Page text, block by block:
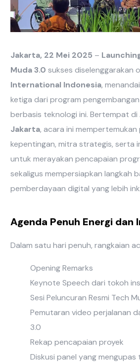
Jakarta, 22 Mei 2025 –
Muda 3.0 sukses diselenggarakan
International Indonesia,
ketiga dari program
berbasis teknologi ini. Bertempat di
Jakarta, acara ini
kepentingan, mitra strategis, serta
untuk merayakan pencapaian
sekaligus mempersiapkan langkah
pemberdayaan digital yang lebih
Agenda Penuh Energi dan
Dalam satu hari penuh, rangkaian
Opening Remarks
Keynote Speech dari tokoh
Sesi Peluncuran Resmi Tech
Pemutaran video perjalanan
3.0
Rekap pencapaian proyek
Diskusi panel yang